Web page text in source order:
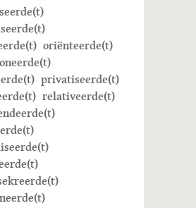
oriënteerde(t)
privatiseerde(t)
relativeerde(t)